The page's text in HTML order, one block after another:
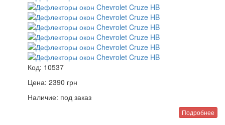
Код: 10537
Цена: 2390 грн
Наличие: под заказ
Подробнее